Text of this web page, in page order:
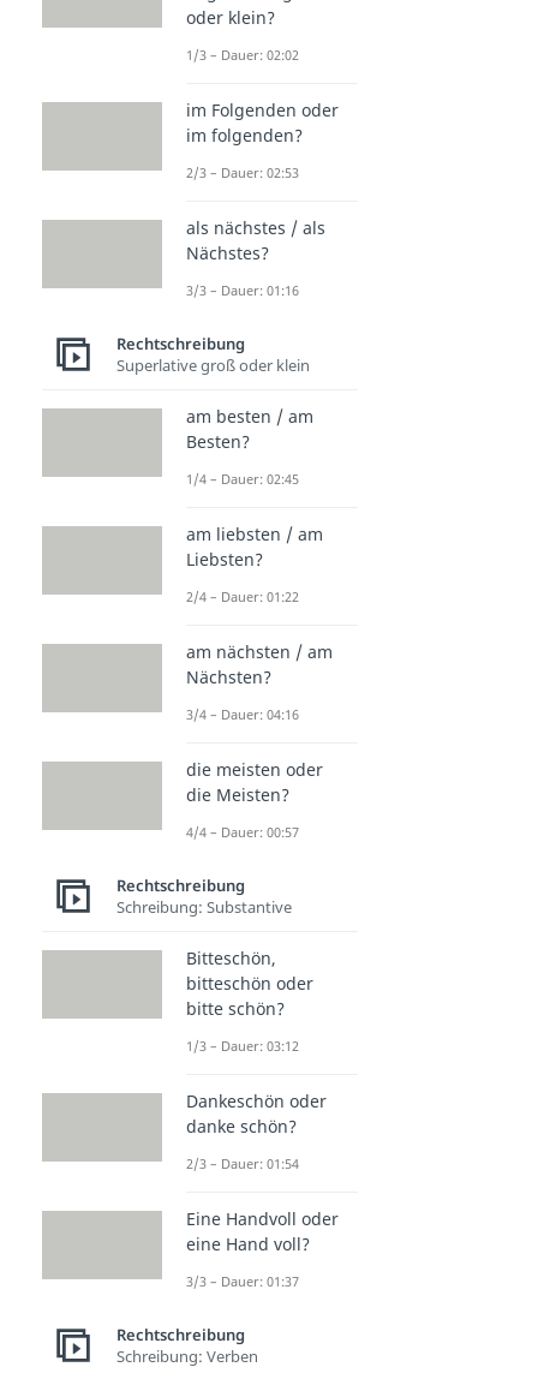
oder klein?
1/3 – Dauer: 02:02
im Folgenden oder
im folgenden?
2/3 – Dauer: 02:53
als nächstes / als
Nächstes?
3/3 – Dauer: 01:16
Rechtschreibung
Superlative groß oder klein
am besten / am
Besten?
1/4 – Dauer: 02:45
am liebsten / am
Liebsten?
2/4 – Dauer: 01:22
am nächsten / am
Nächsten?
3/4 – Dauer: 04:16
die meisten oder
die Meisten?
4/4 – Dauer: 00:57
Rechtschreibung
Schreibung: Substantive
Bitteschön,
bitteschön oder
bitte schön?
1/3 – Dauer: 03:12
Dankeschön oder
danke schön?
2/3 – Dauer: 01:54
Eine Handvoll oder
eine Hand voll?
3/3 – Dauer: 01:37
Rechtschreibung
Schreibung: Verben